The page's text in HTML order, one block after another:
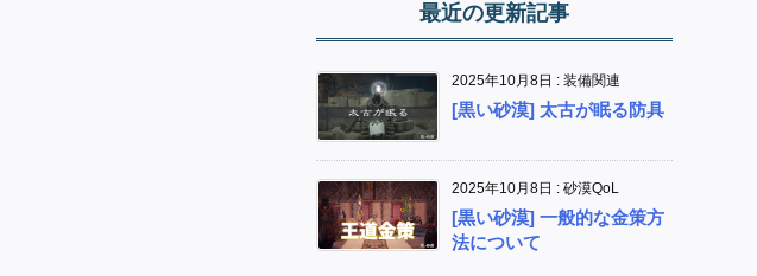
最近の更新記事
2025年10月8日 : 装備関連
[黒い砂漠] 太古が眠る防具
2025年10月8日 : 砂漠QoL
[黒い砂漠] 一般的な金策方
法について